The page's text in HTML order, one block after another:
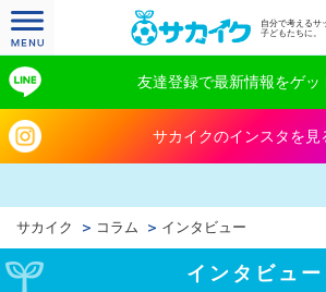
自分で考えるサ
子どもたちに。
友達登録で最新情報をゲッ
サカイクのインスタを見
サカイク コラム インタビュー
インタビュー